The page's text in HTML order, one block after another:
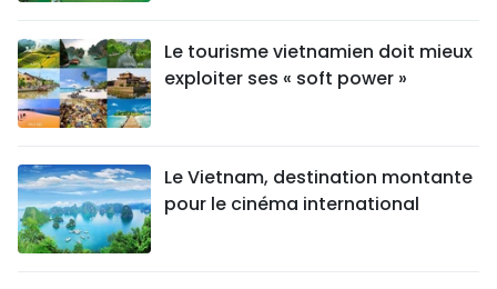
Le tourisme vietnamien doit mieux
exploiter ses « soft power »
Le Vietnam, destination montante
pour le cinéma international